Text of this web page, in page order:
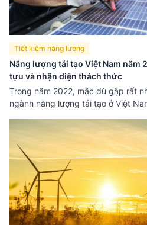
Tiết kiệm năng lượng
Năng lượng tái tạo Việt Nam năm
tựu và nhận diện thách thức
Trong năm 2022, mặc dù gặp rất
ngành năng lượng tái tạo ở Việt
trao đổi thông tin kiến thức về
được tiến hành trong bối cảnh cần
giải pháp và chính sách để thúc